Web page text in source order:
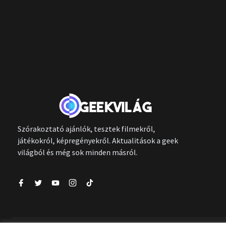
Szórakoztató ajánlók, tesztek filmekről,
játékokról, képregényekről. Aktualitások a geek
világból és még sok minden másról.